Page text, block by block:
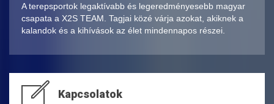
A terepsportok legaktívabb és legeredményesebb magyar
csapata a X2S TEAM. Tagjai közé várja azokat, akiknek a
kalandok és a kihívások az élet mindennapos részei.
Kapcsolatok